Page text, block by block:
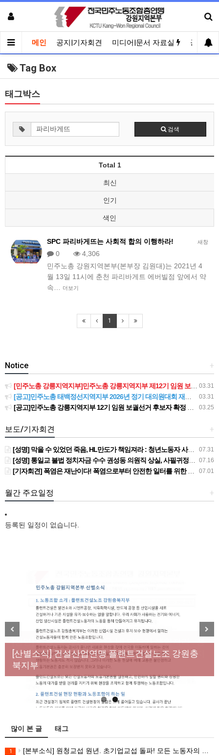
메인 공지|기자회견 미디어|문서 자료실 공유게
Tag Box
태그박스
검색
Total 1
최신
인기
색인
새창
SPC 파리바게뜨는 사회적 합의 이행하라!
0
4,306
민주노총 강원지역본부(본부장 김원대)는 2021년 4
월 13일 11시에 춘천 파리바게트 에버빌점 앞에서 약
속…
더보기
1
+
Notice
03.31
[민주노총 강릉지역지부]민주노총 강릉지역지부 제12기 임원 보궐선거결과 공고
03.31
[공고]민주노총 태백정선지역지부 2026년 정기 대의원대회 재소집 건
03.25
[공고]민주노총 강릉지역지부 12기 임원 보궐선거 후보자 확정 공고
+
보도/기자회견
07.31
[성명] 막을 수 있었던 죽음, HL만도가 책임져라 : 청년노동자 사망사고의 철저한 진상규명과 재발방지 대책 마련하라
07.16
[성명] 통일교 불법 정치자금 수수 권성동 의원직 상실, 사필귀정이다
07.01
[기자회견] 폭염은 재난이다! 폭염으로부터 안전한 일터를 위한 민주노총 강원지역본부 폭염감시단 선포 기자회견
+
월간 주요일정
등록된 일정이 없습니다.
[성명] 막을 수 있었던 죽음, HL만도가 책임져라 : 청
년노동자 사망사고의 철저한 진상규명과 재발방지
대책 마련하라
[산별소식] 건설산업연맹 플랜트건설노조 강원충
북지부
Previous Next
많이 본 글 태그
1 [본부소식] 원청교섭 원년. 초기업교섭 돌파! 모든 노동자의 노동기본권 쟁취! 민주노총 7.15 총파업대회